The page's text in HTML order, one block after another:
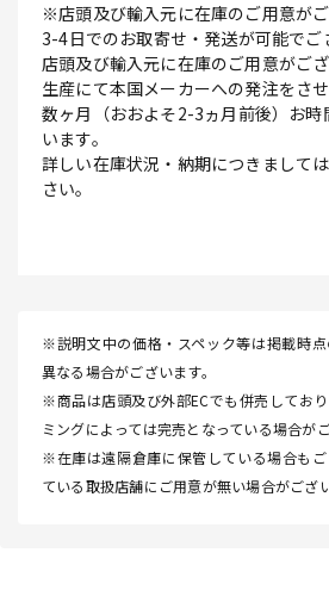
※店頭及び輸入元に在庫のご用意が
3-4日でのお取寄せ・発送が可能でご
店頭及び輸入元に在庫のご用意がご
生産にて本国メーカーへの発注をさ
数ヶ月（おおよそ2-3ヵ月前後）お
います。
詳しい在庫状況・納期につきまして
さい。
※説明文中の価格・スペック等は掲載時
異なる場合がございます。
※商品は店頭及び外部ECでも併売してお
ミングによっては完売となっている場合がご
※在庫は遠隔倉庫に保管している場合も
ている取扱店舗にご用意が無い場合がござい